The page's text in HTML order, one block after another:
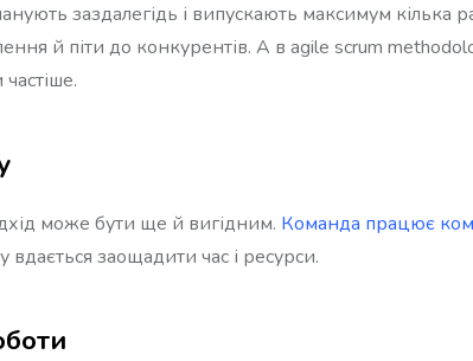
заздалегідь і випускають максимум кілька
й піти до конкурентів. А в agile scrum
може бути ще й вигідним. Команда працює
заощадити час і ресурси.